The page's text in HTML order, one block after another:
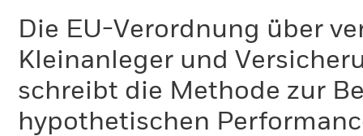
Die EU-Verordnung über
Kleinanleger und
schreibt die Methode zur
hypothetischen